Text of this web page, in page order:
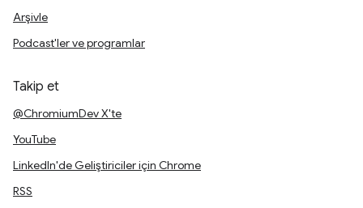
Arşivle
Podcast'ler ve programlar
Takip et
@ChromiumDev X'te
YouTube
LinkedIn'de Geliştiriciler için Chrome
RSS